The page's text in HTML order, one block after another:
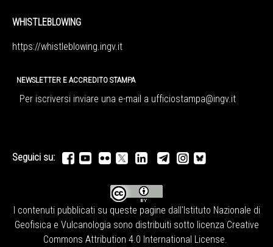
WHISTLEBLOWING
https://whistleblowing.ingv.it
NEWSLETTER E ACCREDITO STAMPA
Per iscriversi inviare una e-mail a ufficiostampa@ingv.it
Seguici su:
I contenuti pubblicati su queste pagine dall' Istituto Nazionale di
Geofisica e Vulcanologia sono distribuiti sotto licenza Creative
Commons Attribution 4.0 International License.